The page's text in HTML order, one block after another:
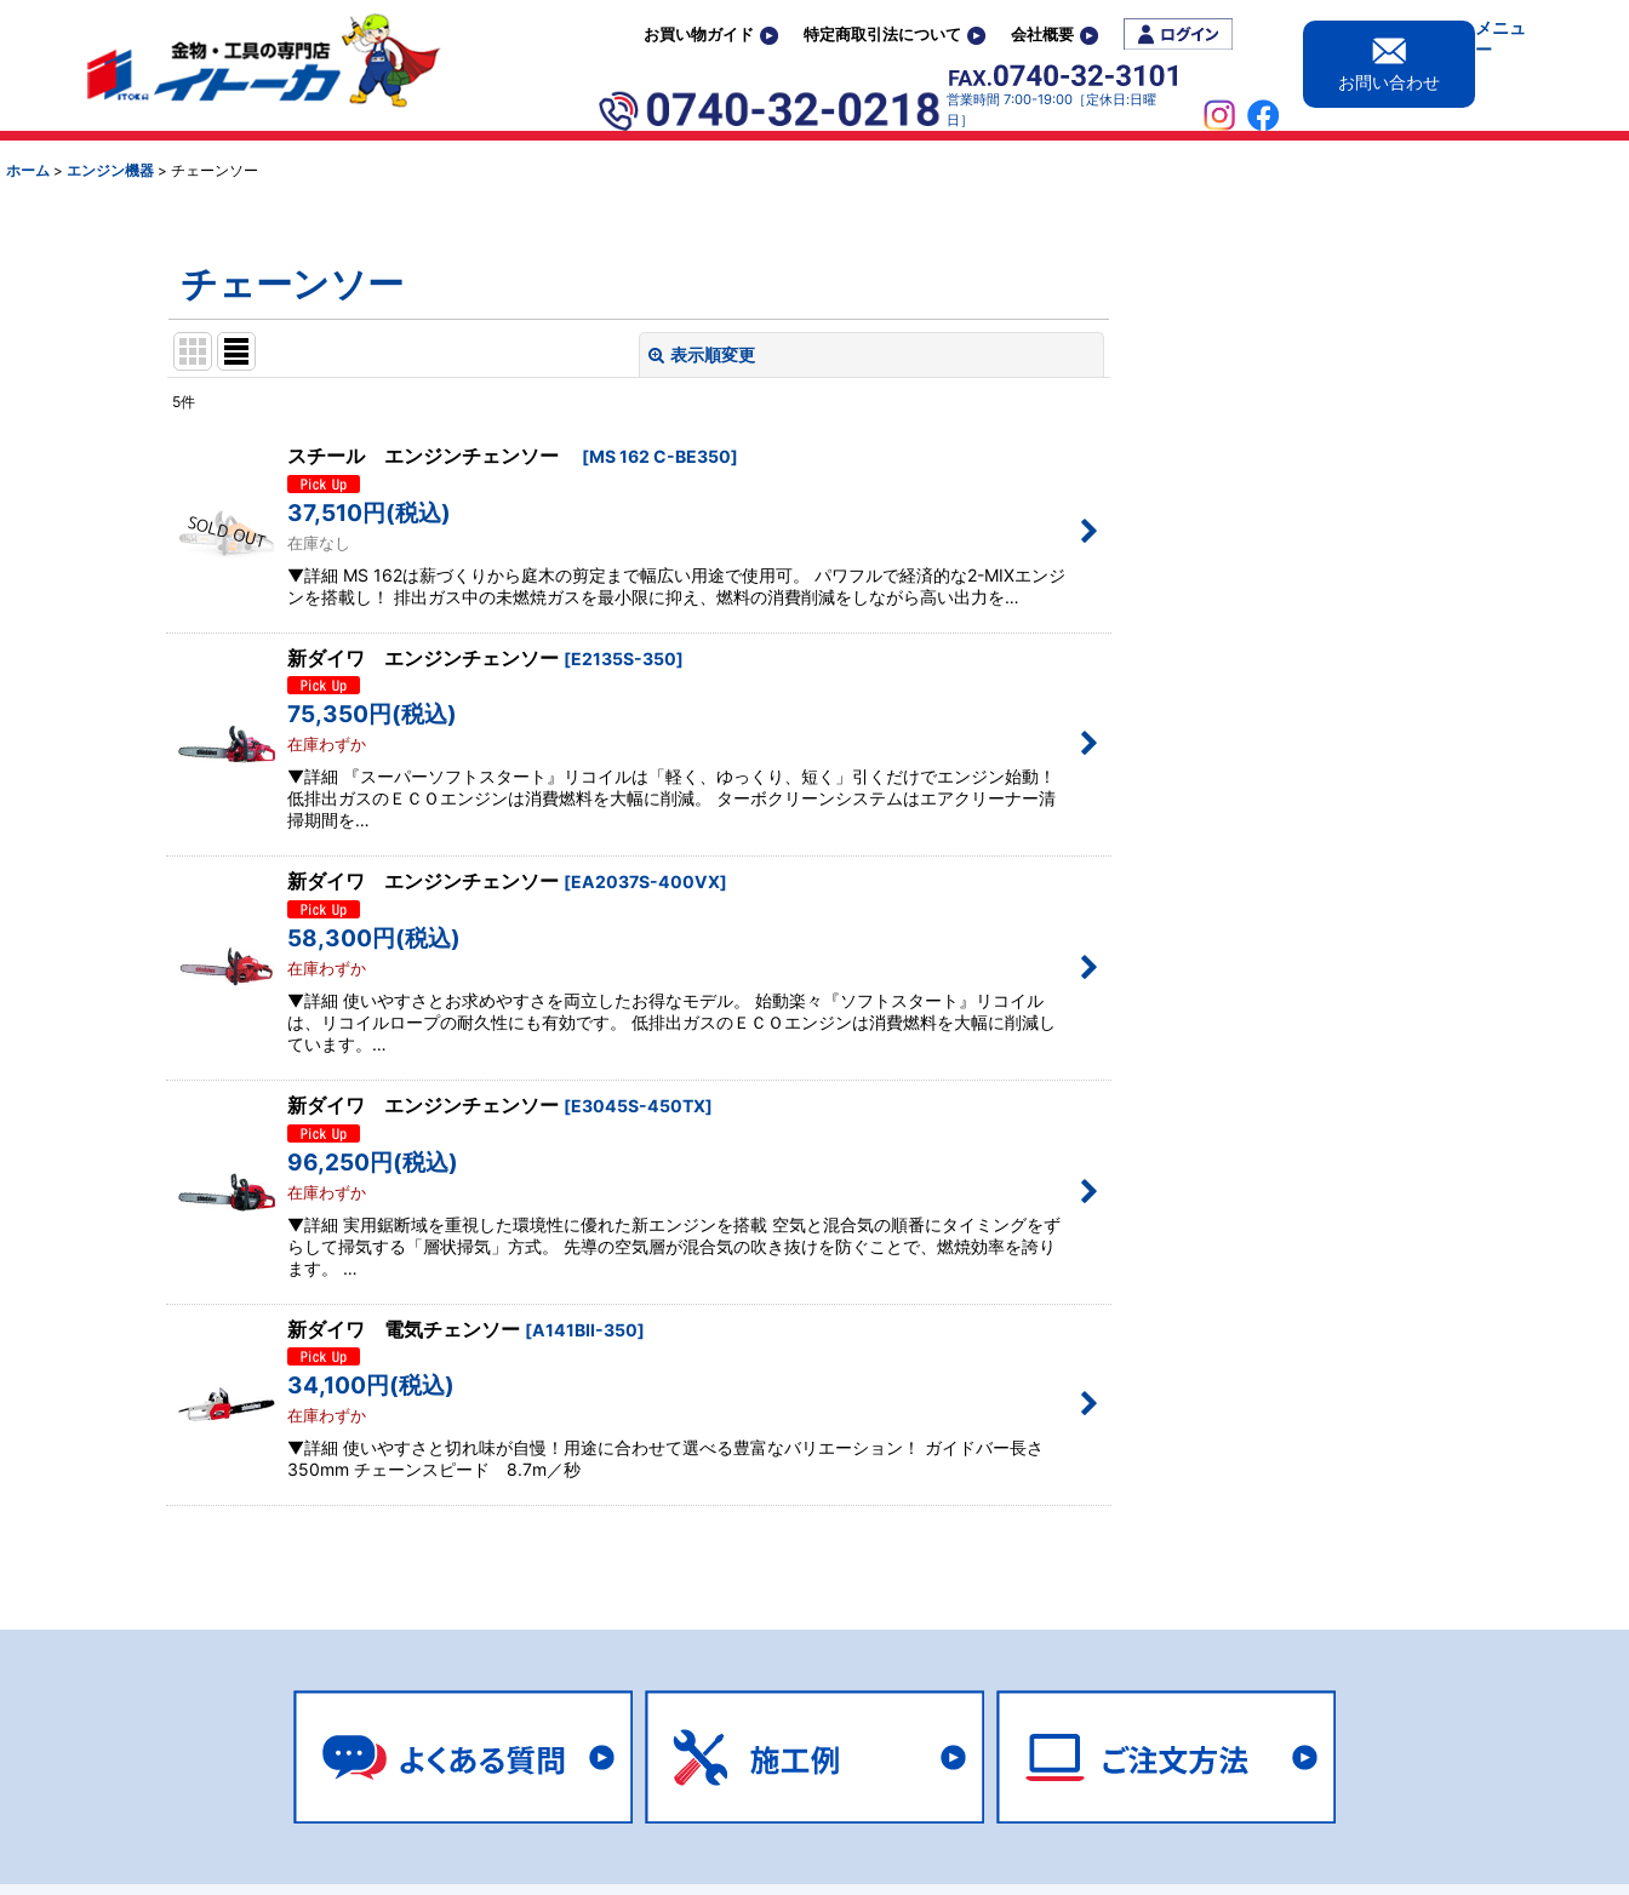
お買い物ガイド 特定商取引法について 会社概要
営業時間 7:00-19:00［定休日:日曜
日］
お問い合わせ
メニュ
ー
ホーム > エンジン機器 > チェーンソー
チェーンソー
表示順変更
5件
スチール エンジンチェンソー [MS 162 C-BE350]
37,510円(税込)
在庫なし
▼詳細 MS 162は薪づくりから庭木の剪定まで幅広い用途で使用可。 パワフルで経済的な2-MIXエンジ
ンを搭載し！ 排出ガス中の未燃焼ガスを最小限に抑え、燃料の消費削減をしながら高い出力を…
新ダイワ エンジンチェンソー [E2135S-350]
75,350 円(税込)
在庫わずか
▼詳細 『スーパーソフトスタート』リコイルは「軽く、ゆっくり、短く」引くだけでエンジン始動！
低排出ガスのＥＣＯエンジンは消費燃料を大幅に削減。 ターボクリーンシステムはエアクリーナー清
掃期間を…
新ダイワ エンジンチェンソー [EA2037S-400VX]
58,300 円(税込)
在庫わずか
▼詳細 使いやすさとお求めやすさを両立したお得なモデル。 始動楽々『ソフトスタート』リコイル
は、リコイルロープの耐久性にも有効です。 低排出ガスのＥＣＯエンジンは消費燃料を大幅に削減し
ています。…
新ダイワ エンジンチェンソー [E3045S-450TX]
96,250 円(税込)
在庫わずか
▼詳細 実用鋸断域を重視した環境性に優れた新エンジンを搭載 空気と混合気の順番にタイミングをず
らして掃気する「層状掃気」方式。 先導の空気層が混合気の吹き抜けを防ぐことで、燃焼効率を誇り
ます。 …
新ダイワ 電気チェンソー [A141BII-350]
34,100 円(税込)
在庫わずか
▼詳細 使いやすさと切れ味が自慢！用途に合わせて選べる豊富なバリエーション！ ガイドバー長さ
350mm チェーンスピード 8.7m／秒